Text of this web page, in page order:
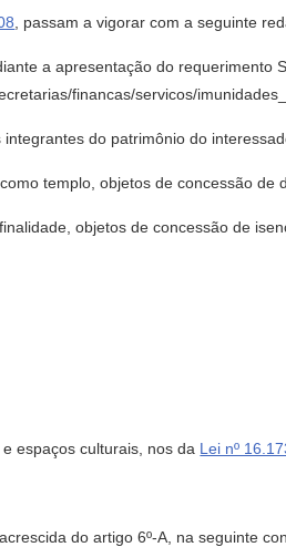
, passam a vigorar com a seguinte
a apresentação do requerimento
financas/servicos/
integrantes do patrimônio do
templo, objetos de concessão de
objetos de concessão de
espaços culturais, nos da Lei nº
do artigo 6º-A, na seguinte